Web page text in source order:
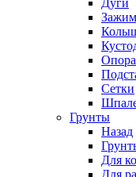
Дуги
Опора
Сетки
Грунты
Назад
Для
Для